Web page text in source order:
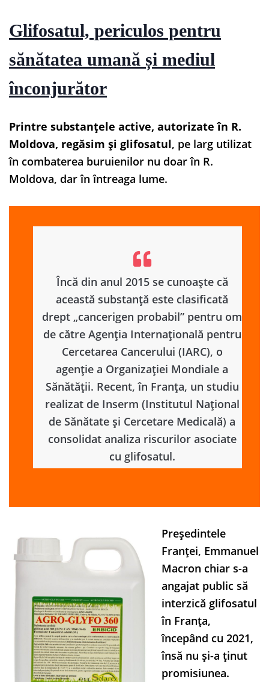
Glifosatul, periculos pentru
sănătatea umană și mediul
înconjurător
Printre substanțele active, autorizate în R.
Moldova, regăsim și glifosatul, pe larg utilizat
în combaterea buruienilor nu doar în R.
Moldova, dar în întreaga lume.
Încă din anul 2015 se cunoaște că
această substanță este clasificată
drept „cancerigen probabil” pentru om
de către Agenția Internațională pentru
Cercetarea Cancerului (IARC), o
agenție a Organizației Mondiale a
Sănătății. Recent, în Franța, un studiu
realizat de Inserm (Institutul Național
de Sănătate și Cercetare Medicală) a
consolidat analiza riscurilor asociate
cu glifosatul.
Președintele
Franței, Emmanuel
Macron chiar s-a
angajat public să
interzică glifosatul
în Franța,
începând cu 2021,
însă nu și-a ținut
promisiunea.